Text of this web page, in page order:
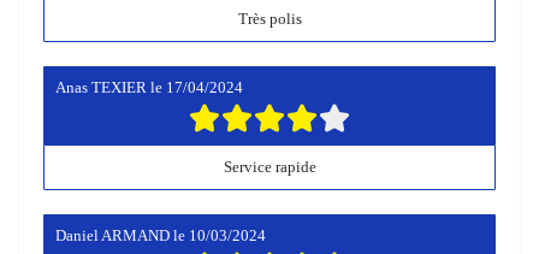
Très polis
Anas TEXIER le 17/04/2024
Service rapide
Daniel ARMAND le 10/03/2024